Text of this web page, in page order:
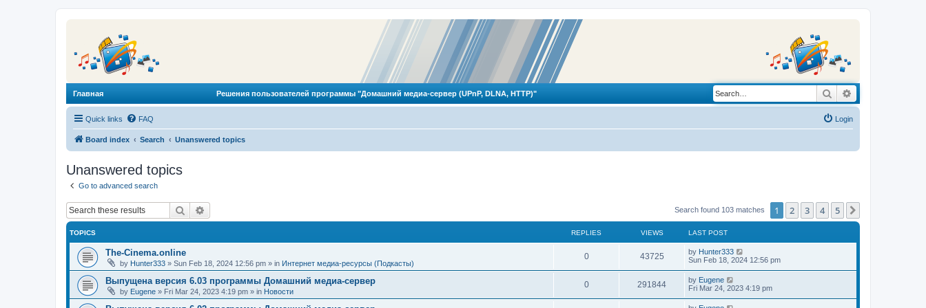
Главная Решения пользователей программы "Домашний медиа-сервер (UPnP, DLNA, HTTP)" Search
Quick links FAQ Login
Board index Search Unanswered topics
Unanswered topics
Go to advanced search
Search Search found 103 matches 1 2 3 4 5
TOPICS REPLIES VIEWS LAST POST
The-Cinema.online
by Hunter333 » Sun Feb 18, 2024 12:56 pm » in Интернет медиа-ресурсы (Подкасты)
0R
e
43725V
i
L
a
t
p
o
s
by Hunter333
Sun Feb 18, 2024 12:56 pm
Выпущена версия 6.03 программы Домашний медиа-сервер
by Eugene » Fri Mar 24, 2023 4:19 pm » in Новости
0R
e
291844V
i
L
a
t
by Eugene
Fri Mar 24, 2023 4:19 pm